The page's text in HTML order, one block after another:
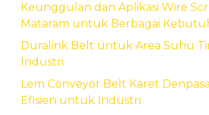
Keunggulan dan Aplikasi Wire
Mataram untuk Berbagai
Duralink Belt untuk Area Suhu
Industri
Lem Conveyor Belt Karet
Efisien untuk Industri